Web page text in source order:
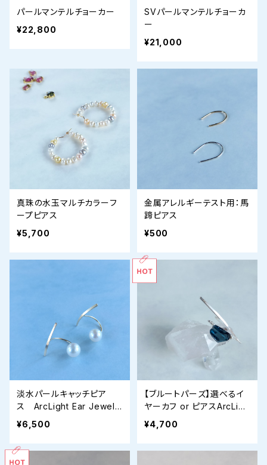
パールマンテルチョーカー
¥22,800
SVパールマンテルチョーカ
ー
¥21,000
真珠の水玉マルチカラーフ
ープピアス
¥5,700
金属アレルギーテスト用：馬
蹄ピアス
¥500
淡水パールキャッチピア
ス ArcLight Ear Jewelr
y（ 片方￥3,500、ペア￥6,5
00）
¥6,500
【ブルートパーズ】選べるイ
ヤーカフ or ピアスArcLigh
t Ear Jewelry
¥4,700